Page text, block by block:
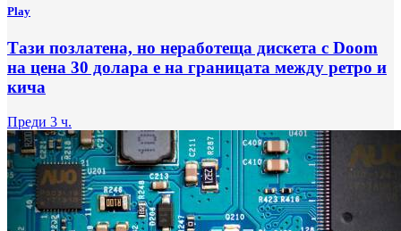
Play
Тази позлатена, но неработеща дискета с Doom
на цена 30 долара е на границата между ретро и
кича
Преди 3 ч.